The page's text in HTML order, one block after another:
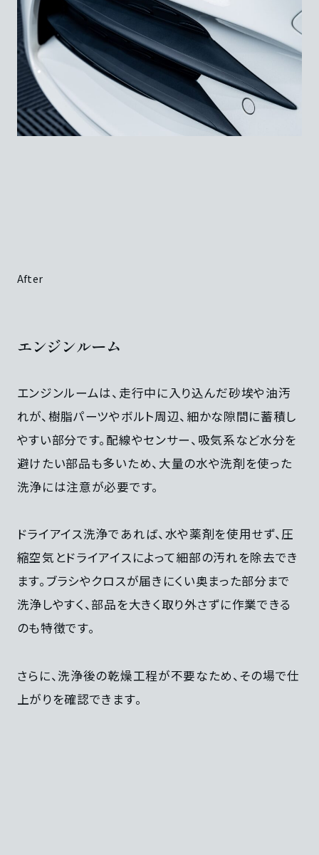
After
エンジンルーム
エンジンルームは、走行中に入り込んだ砂埃や油汚
れが、樹脂パーツやボルト周辺、細かな隙間に蓄積し
やすい部分です。配線やセンサー、吸気系など水分を
避けたい部品も多いため、大量の水や洗剤を使った
洗浄には注意が必要です。
ドライアイス洗浄であれば、水や薬剤を使用せず、圧
縮空気とドライアイスによって細部の汚れを除去でき
ます。ブラシやクロスが届きにくい奥まった部分まで
洗浄しやすく、部品を大きく取り外さずに作業できる
のも特徴です。
さらに、洗浄後の乾燥工程が不要なため、その場で仕
上がりを確認できます。